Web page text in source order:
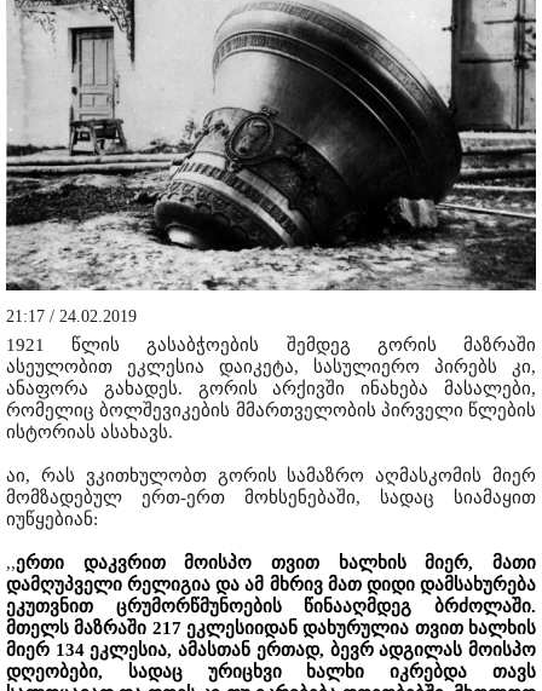
21:17 / 24.02.2019
1921 წლის გასაბჭოების შემდეგ გორის მაზრაში
ასეულობით ეკლესია დაიკეტა, სასულიერო პირებს კი,
ანაფორა გახადეს. გორის არქივში ინახება მასალები,
რომელიც ბოლშევიკების მმართველობის პირველი წლების
ისტორიას ასახავს.
აი, რას ვკითხულობთ გორის სამაზრო აღმასკომის მიერ
მომზადებულ ერთ-ერთ მოხსენებაში, სადაც სიამაყით
იუწყებიან:
,,ერთი დაკვრით მოისპო თვით ხალხის მიერ, მათი
დამღუპველი რელიგია და ამ მხრივ მათ დიდი დამსახურება
ეკუთვნით ცრუმორწმუნოების წინააღმდეგ ბრძოლაში.
მთელს მაზრაში 217 ეკლესიიდან დახურულია თვით ხალხის
მიერ 134 ეკლესია, ამასთან ერთად, ბევრ ადგილას მოისპო
დღეობები, სადაც ურიცხვი ხალხი იკრებდა თავს